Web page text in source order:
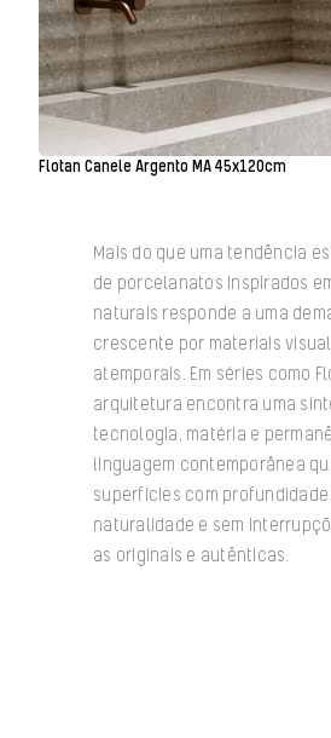
Flotan Canele Argento MA 45x120cm
Mais do que uma tendência
de porcelanatos inspirados
naturais responde a uma
crescente por materiais
atemporais. Em séries como
arquitetura encontra uma
tecnologia, matéria e
linguagem contemporânea
superfícies com
naturalidade e sem
as originais e autênticas.